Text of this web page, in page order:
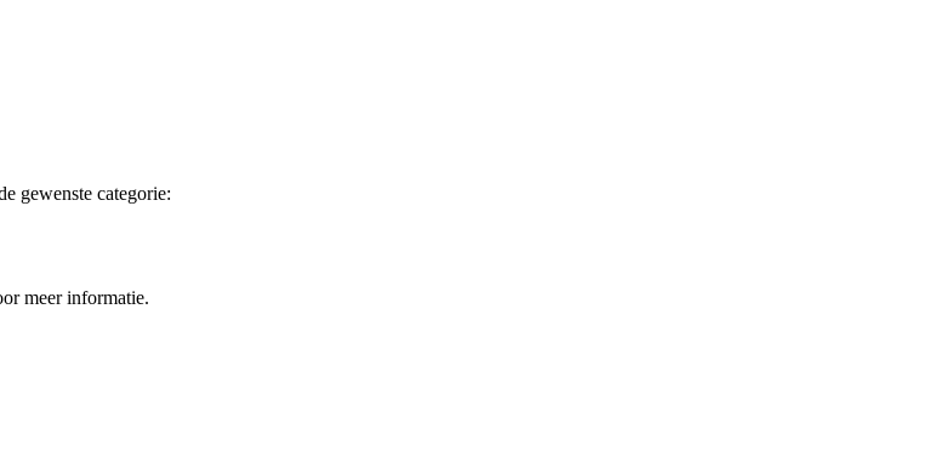
gewenste categorie:
meer informatie.